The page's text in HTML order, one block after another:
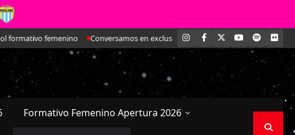
femenino Conversamos en exclusiva con María Paz Valdivieso, la joven
INSTAGRAM
FACEBOOK YOUTUBE
SPOTIFY
Formativo Femenino Apertura 2026